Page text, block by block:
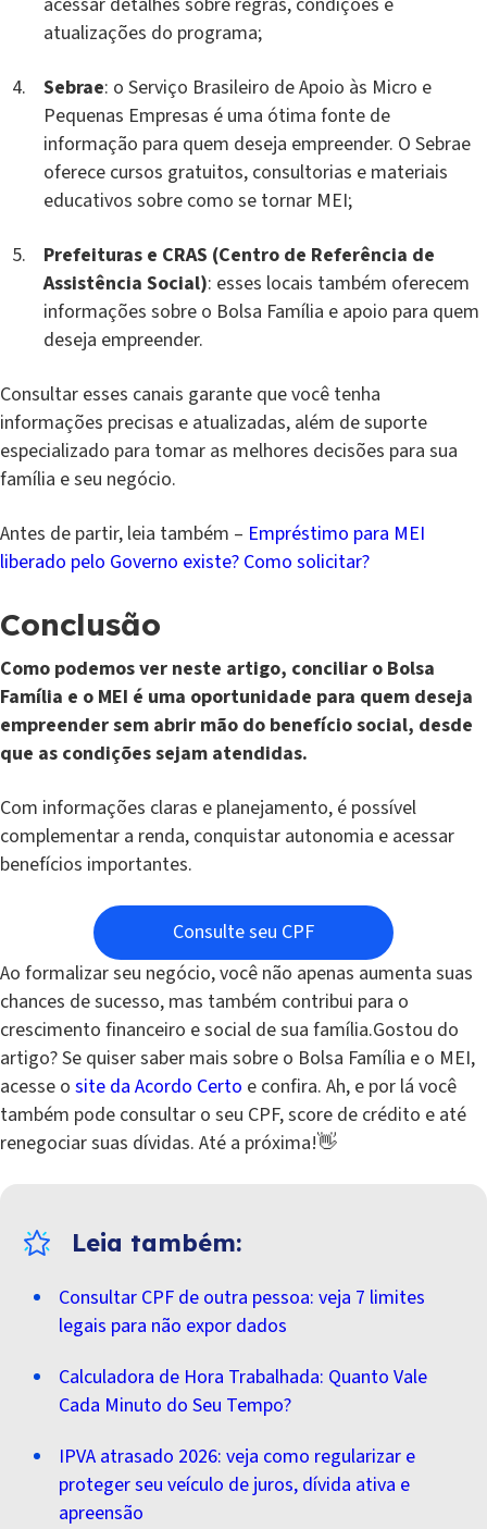
atualizações do programa;
Sebrae: o Serviço Brasileiro de Apoio às Micro e
Pequenas Empresas é uma ótima fonte de
informação para quem deseja empreender. O Sebrae
oferece cursos gratuitos, consultorias e materiais
educativos sobre como se tornar MEI;
Prefeituras e CRAS (Centro de Referência de
Assistência Social): esses locais também oferecem
informações sobre o Bolsa Família e apoio para quem
deseja empreender.
Consultar esses canais garante que você tenha
informações precisas e atualizadas, além de suporte
especializado para tomar as melhores decisões para sua
família e seu negócio.
Antes de partir, leia também – Empréstimo para MEI
liberado pelo Governo existe? Como solicitar?
Conclusão
Como podemos ver neste artigo, conciliar o Bolsa
Família e o MEI é uma oportunidade para quem deseja
empreender sem abrir mão do benefício social, desde
que as condições sejam atendidas.
Com informações claras e planejamento, é possível
complementar a renda, conquistar autonomia e acessar
benefícios importantes.
Consulte seu CPF
Ao formalizar seu negócio, você não apenas aumenta suas
chances de sucesso, mas também contribui para o
crescimento financeiro e social de sua família.Gostou do
artigo? Se quiser saber mais sobre o Bolsa Família e o MEI,
acesse o site da Acordo Certo e confira. Ah, e por lá você
também pode consultar o seu CPF, score de crédito e até
renegociar suas dívidas. Até a próxima!👋
Consultar CPF de outra pessoa: veja 7 limites
legais para não expor dados
Calculadora de Hora Trabalhada: Quanto Vale
Cada Minuto do Seu Tempo?
IPVA atrasado 2026: veja como regularizar e
proteger seu veículo de juros, dívida ativa e
apreensão